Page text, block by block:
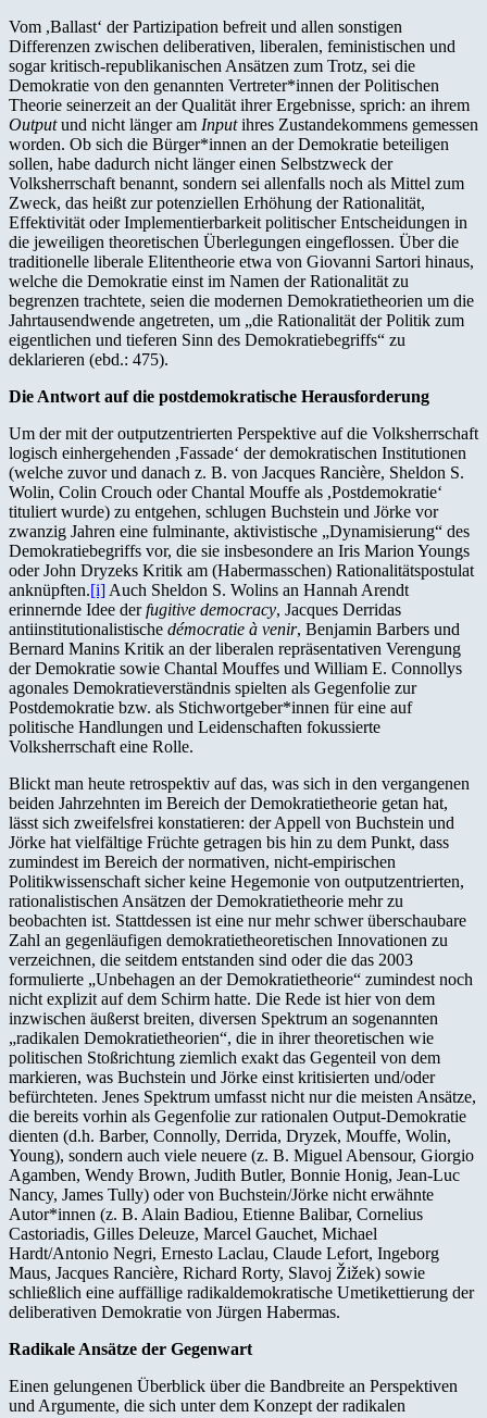
Vom ,Ballast‘ der Partizipation befreit und allen sonstigen
Differenzen zwischen deliberativen, liberalen, feministischen und
sogar kritisch-republikanischen Ansätzen zum Trotz, sei die
Demokratie von den genannten Vertreter*innen der Politischen
Theorie seinerzeit an der Qualität ihrer Ergebnisse, sprich: an ihrem
Outputund nicht länger am Inputihres Zustandekommens gemessen
worden. Ob sich die Bürger*innen an der Demokratie beteiligen
sollen, habe dadurch nicht länger einen Selbstzweck der
Volksherrschaft benannt, sondern sei allenfalls noch als Mittel zum
Zweck, das heißt zur potenziellen Erhöhung der Rationalität,
Effektivität oder Implementierbarkeit politischer Entscheidungen in
die jeweiligen theoretischen Überlegungen eingeflossen. Über die
traditionelle liberale Elitentheorie etwa von Giovanni Sartori hinaus,
welche die Demokratie einst im Namen der Rationalität zu
begrenzen trachtete, seien die modernen Demokratietheorien um die
Jahrtausendwende angetreten, um „die Rationalität der Politik zum
eigentlichen und tieferen Sinn des Demokratiebegriffs“ zu
deklarieren (ebd.: 475).
Die Antwort auf die postdemokratische Herausforderung
Um der mit der outputzentrierten Perspektive auf die Volksherrschaft
logisch einhergehenden ,Fassade‘ der demokratischen Institutionen
(welche zuvor und danach z. B. von Jacques Rancière, Sheldon S.
Wolin, Colin Crouch oder Chantal Mouffe als ,Postdemokratie‘
tituliert wurde) zu entgehen, schlugen Buchstein und Jörke vor
zwanzig Jahren eine fulminante, aktivistische „Dynamisierung“ des
Demokratiebegriffs vor, die sie insbesondere an Iris Marion Youngs
oder John Dryzeks Kritik am (Habermasschen) Rationalitätspostulat
anknüpften.[i] Auch Sheldon S. Wolins an Hannah Arendt
erinnernde Idee derfugitive democracy, Jacques Derridas
antiinstitutionalistische démocratie à venir, Benjamin Barbers und
Bernard Manins Kritik an der liberalen repräsentativen Verengung
der Demokratie sowie Chantal Mouffes und William E. Connollys
agonales Demokratieverständnis spielten als Gegenfolie zur
Postdemokratie bzw. als Stichwortgeber*innen für eine auf
politische Handlungen und Leidenschaften fokussierte
Volksherrschaft eine Rolle.
Blickt man heute retrospektiv auf das, was sich in den vergangenen
beiden Jahrzehnten im Bereich der Demokratietheorie getan hat,
lässt sich zweifelsfrei konstatieren: der Appell von Buchstein und
Jörke hat vielfältige Früchte getragen bis hin zu dem Punkt, dass
zumindest im Bereich der normativen, nicht-empirischen
Politikwissenschaft sicher keine Hegemonie von outputzentrierten,
rationalistischen Ansätzen der Demokratietheorie mehr zu
beobachten ist. Stattdessen ist eine nur mehr schwer überschaubare
Zahl an gegenläufigen demokratietheoretischen Innovationen zu
verzeichnen, die seitdem entstanden sind oder die das 2003
formulierte „Unbehagen an der Demokratietheorie“ zumindest noch
nicht explizit auf dem Schirm hatte. Die Rede ist hier von dem
inzwischen äußerst breiten, diversen Spektrum an sogenannten
„radikalen Demokratietheorien“, die in ihrer theoretischen wie
politischen Stoßrichtung ziemlich exakt das Gegenteil von dem
markieren, was Buchstein und Jörke einst kritisierten und/oder
befürchteten. Jenes Spektrum umfasst nicht nur die meisten Ansätze,
die bereits vorhin als Gegenfolie zur rationalen Output-Demokratie
dienten (d.h. Barber, Connolly, Derrida, Dryzek, Mouffe, Wolin,
Young), sondern auch viele neuere (z. B. Miguel Abensour, Giorgio
Agamben, Wendy Brown, Judith Butler, Bonnie Honig, Jean-Luc
Nancy, James Tully) oder von Buchstein/Jörke nicht erwähnte
Autor*innen (z. B. Alain Badiou, Etienne Balibar, Cornelius
Castoriadis, Gilles Deleuze, Marcel Gauchet, Michael
Hardt/Antonio Negri, Ernesto Laclau, Claude Lefort, Ingeborg
Maus, Jacques Rancière, Richard Rorty, Slavoj Žižek) sowie
schließlich eine auffällige radikaldemokratische Umetikettierung der
deliberativen Demokratie von Jürgen Habermas.
Radikale Ansätze der Gegenwart
Einen gelungenen Überblick über die Bandbreite an Perspektiven
und Argumente, die sich unter dem Konzept der radikalen